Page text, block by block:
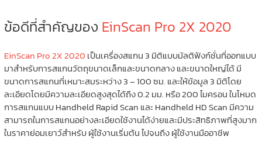
ข้อดีที่สำคัญของ EinScan Pro 2X 2020
EinScan Pro 2X 2020 เป็นเครื่องสแกน 3 มิติแบบมัลติฟังก์ชั่นที่ออกแบบ
มาสำหรับการสแกนวัตถุขนาดเล็กและขนาดกลาง และขนาดใหญ่ได้ มี
ขนาดการสแกนที่เหมาะสมระหว่าง 3 – 100 ซม. และให้ข้อมูล 3 มิติโดย
ละเอียดโดยมีความละเอียดสูงสุดได้ถึง 0.2 มม. หรือ 200 ไมครอน ในโหมด
การสแกนแบบ Handheld Rapid Scan และ Handheld HD Scan มีความ
สามารถในการสแกนอย่างละเอียดใช้งานได้ง่ายและมีประสิทธิภาพที่สูงมาก
ในราคาย่อมเยาว์สำหรับ ผู้ใช้งานเริ่มต้น ไปจนถึง ผู้ใช้งานมืออาชีพ